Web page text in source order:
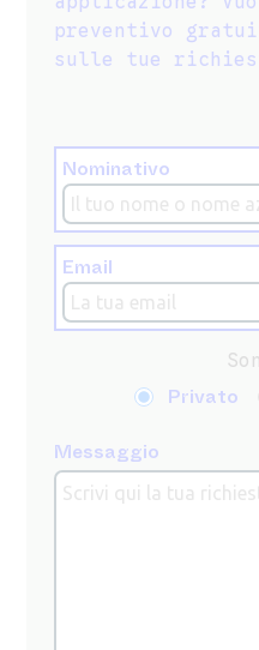
preventivo
sulle tue
Nominativo
Email
Privato
Messaggio